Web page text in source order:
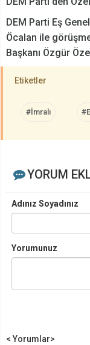
DEM Parti Eş
Öcalan ile
Başkanı Özgür
Etiketler
#İmralı
YORUM
Adınız Soyadınız
Yorumunuz
< Yorumlar>